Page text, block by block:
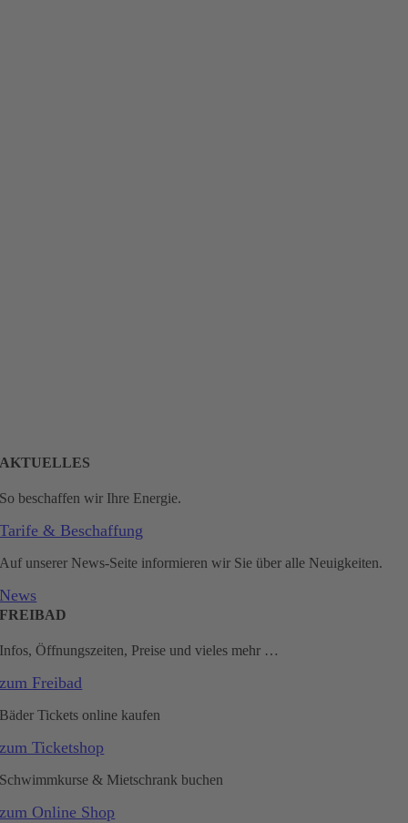
AKTUELLES
So beschaffen wir Ihre Energie.
Tarife & Beschaffung
Auf unserer News-Seite informieren wir Sie über alle Neuigkeiten.
News
FREIBAD
Infos, Öffnungszeiten, Preise und vieles mehr …
zum Freibad
Bäder Tickets online kaufen
zum Ticketshop
Schwimmkurse & Mietschrank buchen
zum Online Shop